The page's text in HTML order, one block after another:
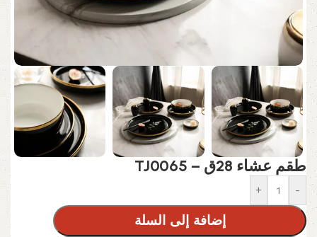
طقم عشاء 28ق – TJ0065
-
+
إضافة إلى السلة